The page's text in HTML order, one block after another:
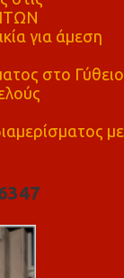
για άμεση
στο Γύθειο
με